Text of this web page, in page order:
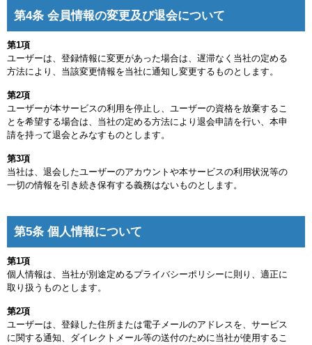
第4条 会員情報の変更及び退会について
第1項
ユーザーは、登録情報に変更があった場合は、遅滞なく当社の定める
方法により、当該変更情報を当社に通知し変更するものとします。
第2項
ユーザーが本サービスの利用を停止し、ユーザーの資格を放棄するこ
とを希望する場合は、当社の定める方法により退会申請を行い、本申
請を持って退会とみなすものとします。
第3項
当社は、退会したユーザーのアカウントや本サービスの利用状況等の
一切の情報を引き続き保有する義務はないものとします。
第5条 個人情報について
第1項
個人情報は、当社が別途定めるプライバシーポリシーに則り、適正に
取り扱うものとします。
第2項
ユーザーは、登録した住所または電子メールのアドレスを、サービス
に関する通知、ダイレクトメール等の送付のために当社が使用するこ